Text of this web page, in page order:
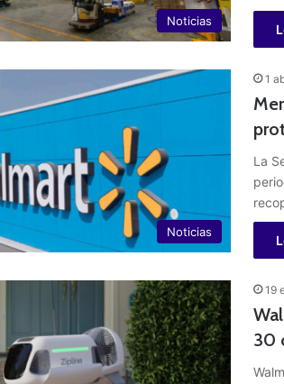
Noticias
Noticias
1
La
19
30